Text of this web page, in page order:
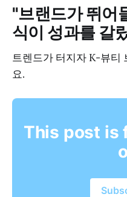
"브랜드가 뛰어
식이 성과를 갈
트렌드가 터지자 K-뷰티
요.
This post is